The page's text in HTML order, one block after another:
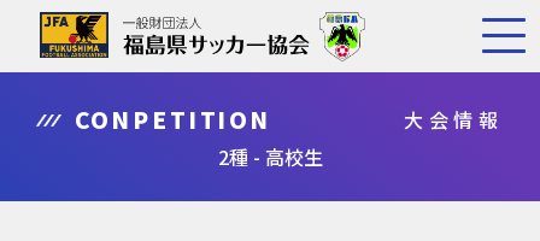
CONPETITION
大会情報
2種 - 高校生